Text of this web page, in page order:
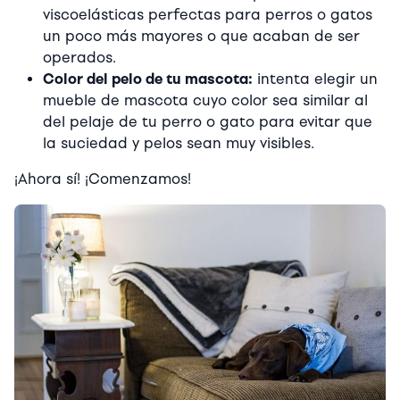
viscoelásticas perfectas para perros o gatos
un poco más mayores o que acaban de ser
operados.
Color del pelo de tu mascota: intenta elegir un
mueble de mascota cuyo color sea similar al
del pelaje de tu perro o gato para evitar que
la suciedad y pelos sean muy visibles.
¡Ahora sí! ¡Comenzamos!